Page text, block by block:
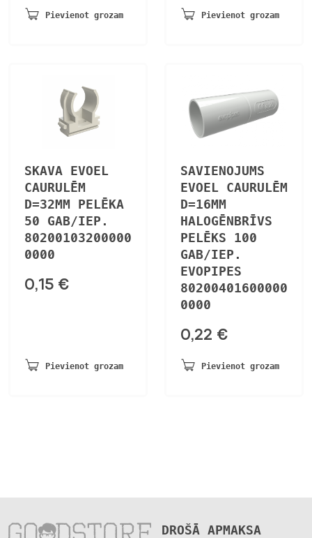
bija:
ir:
Pievienot grozam
bija:
ir:
Pievienot grozam
SKAVA EVOEL
CAURULĒM
D=32MM PELĒKA
50 GAB/IEP.
80200103200000
0000
0,15 €
Pievienot grozam
SAVIENOJUMS
EVOEL CAURULĒM
D=16MM
HALOGĒNBRĪVS
PELĒKS 100
GAB/IEP.
EVOPIPES
80200401600000
0000
0,22 €
Pievienot grozam
DROŠĀ APMAKSA